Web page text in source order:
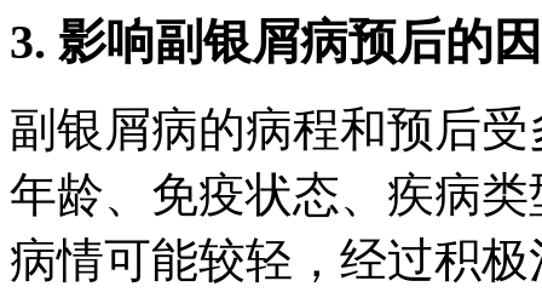
3. 影响副银屑病预后的
副银屑病的病程和预后
年龄、免疫状态、疾病
病情可能较轻，经过积